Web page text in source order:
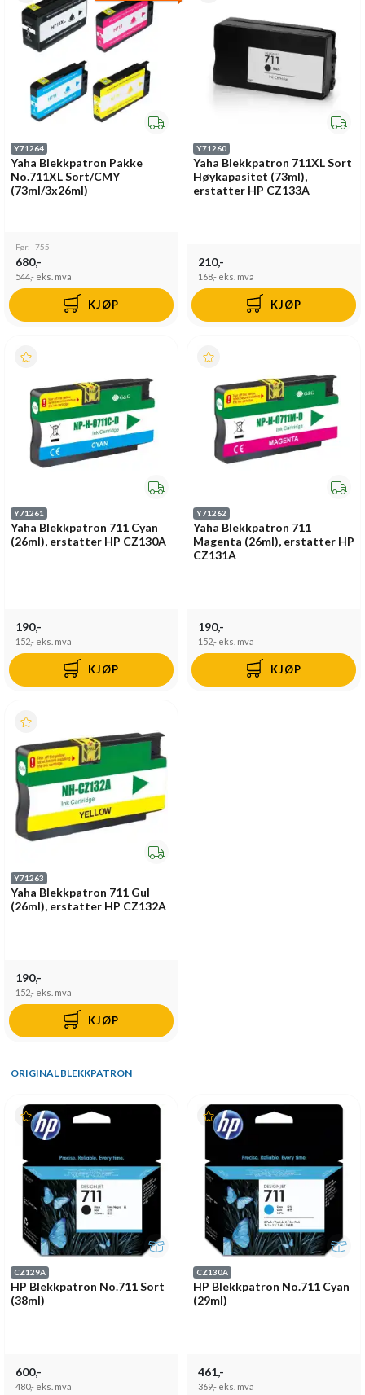
Y71264
Yaha Blekkpatron Pakke
No.711XL Sort/CMY
(73ml/3x26ml)
Før: 755
680,-
544,- eks. mva
KJØP
Y71260
Yaha Blekkpatron 711XL Sort
Høykapasitet (73ml),
erstatter HP CZ133A
210,-
168,- eks. mva
KJØP
Y71261
Yaha Blekkpatron 711 Cyan
(26ml), erstatter HP CZ130A
190,-
152,- eks. mva
KJØP
Y71262
Yaha Blekkpatron 711
Magenta (26ml), erstatter HP
CZ131A
190,-
152,- eks. mva
KJØP
Y71263
Yaha Blekkpatron 711 Gul
(26ml), erstatter HP CZ132A
190,-
152,- eks. mva
KJØP
ORIGINAL BLEKKPATRON
CZ129A
HP Blekkpatron No.711 Sort
(38ml)
600,-
480,- eks. mva
CZ130A
HP Blekkpatron No.711 Cyan
(29ml)
461,-
369,- eks. mva